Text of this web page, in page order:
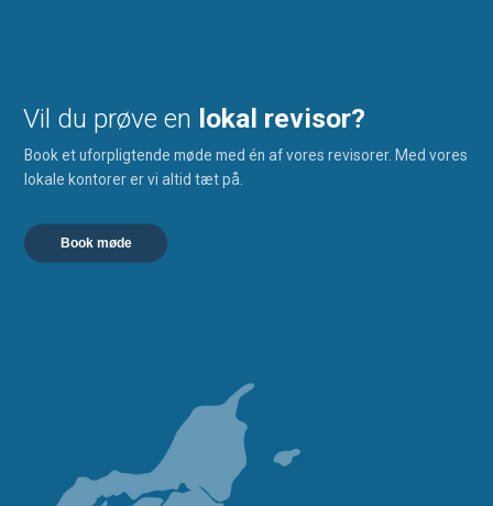
Vil du prøve en lokal revisor?
Book et uforpligtende møde med én af vores revisorer. Med vores
lokale kontorer er vi altid tæt på.
Book møde